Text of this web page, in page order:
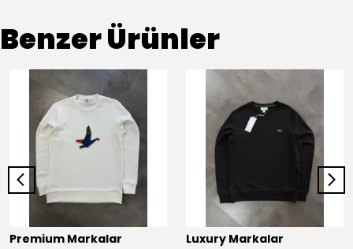
Benzer Ürünler
Premium Markalar Luxury Markalar